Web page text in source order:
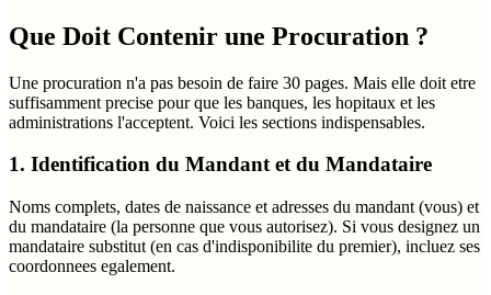
Que Doit Contenir une Procuration ?
Une procuration n'a pas besoin de faire 30 pages. Mais elle doit etre
suffisamment precise pour que les banques, les hopitaux et les
administrations l'acceptent. Voici les sections indispensables.
1. Identification du Mandant et du Mandataire
Noms complets, dates de naissance et adresses du mandant (vous) et
du mandataire (la personne que vous autorisez). Si vous designez un
mandataire substitut (en cas d'indisponibilite du premier), incluez ses
coordonnees egalement.